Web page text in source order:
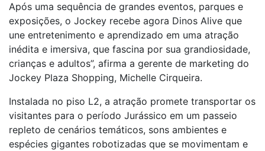
Após uma sequência de grandes eventos, parques e
exposições, o Jockey recebe agora Dinos Alive que
une entretenimento e aprendizado em uma atração
inédita e imersiva, que fascina por sua grandiosidade,
crianças e adultos”, afirma a gerente de marketing do
Jockey Plaza Shopping, Michelle Cirqueira.
Instalada no piso L2, a atração promete transportar os
visitantes para o período Jurássico em um passeio
repleto de cenários temáticos, sons ambientes e
espécies gigantes robotizadas que se movimentam e